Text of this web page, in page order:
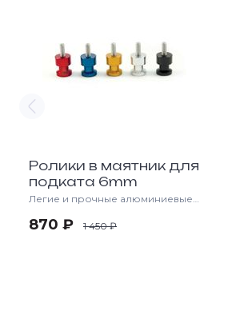
Ролики в маятник для
подката 6mm
Легие и прочные алюминиевые
устанавливаются и
870 ₽ 1 450 ₽